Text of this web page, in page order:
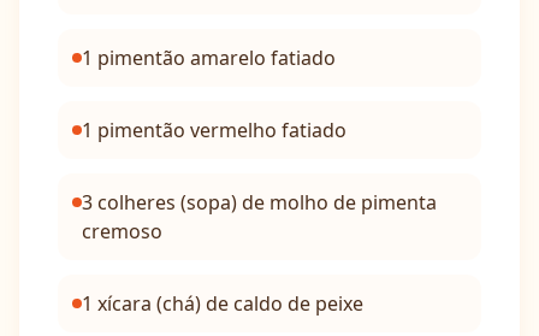
1 pimentão amarelo fatiado
1 pimentão vermelho fatiado
3 colheres (sopa) de molho de pimenta
cremoso
1 xícara (chá) de caldo de peixe